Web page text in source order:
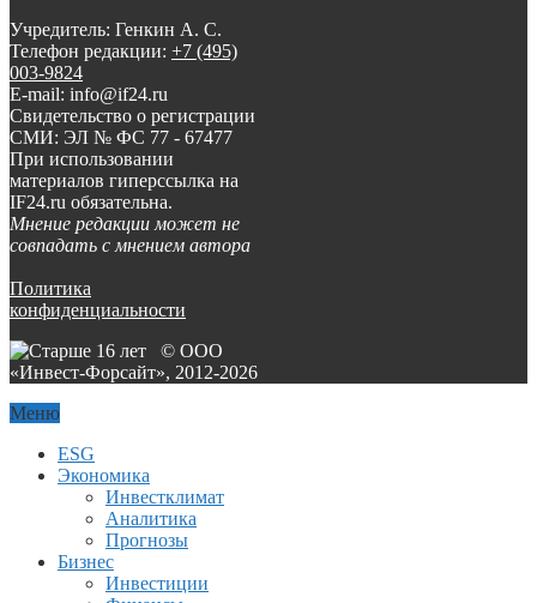
Учредитель: Генкин А. С.
Телефон редакции: +7 (495)
003-9824
E-mail: info@if24.ru
Свидетельство о регистрации
СМИ: ЭЛ № ФС 77 - 67477
При использовании
материалов гиперссылка на
IF24.ru обязательна.
Мнение редакции может не
совпадать с мнением автора
Политика
конфиденциальности
© ООО
«Инвест-Форсайт», 2012-2026
Меню
ESG
Экономика
Инвестклимат
Аналитика
Прогнозы
Бизнес
Инвестиции